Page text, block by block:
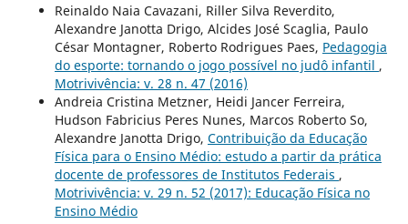
Reinaldo Naia Cavazani, Riller Silva Reverdito,
Alexandre Janotta Drigo, Alcides José Scaglia, Paulo
César Montagner, Roberto Rodrigues Paes, Pedagogia
do esporte: tornando o jogo possível no judô infantil ,
Motrivivência: v. 28 n. 47 (2016)
Andreia Cristina Metzner, Heidi Jancer Ferreira,
Hudson Fabricius Peres Nunes, Marcos Roberto So,
Alexandre Janotta Drigo, Contribuição da Educação
Física para o Ensino Médio: estudo a partir da prática
docente de professores de Institutos Federais ,
Motrivivência: v. 29 n. 52 (2017): Educação Física no
Ensino Médio